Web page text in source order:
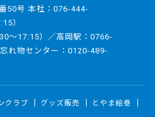
50号 本社： 076-444-
）
～17:15）／高岡駅：0766-
れ物センター：0120-489-
クラブ グッズ販売
とやま絵巻